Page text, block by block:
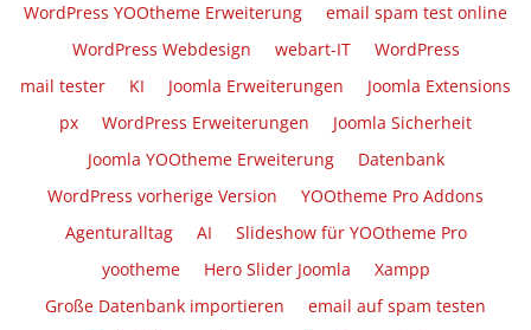
WordPress YOOtheme Erweiterung
email spam test online
WordPress Webdesign
webart-IT
WordPress
mail tester
KI Joomla Erweiterungen
Joomla Extensions
px
WordPress Erweiterungen
Joomla Sicherheit
Joomla YOOtheme Erweiterung
Datenbank
WordPress vorherige Version
YOOtheme Pro Addons
Agenturalltag
AI
Slideshow für YOOtheme Pro
yootheme
Hero Slider Joomla
Xampp
Große Datenbank importieren
email auf spam testen